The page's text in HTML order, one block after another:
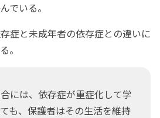
でいる。
症と未成年者の依存症との違いに
。
には、依存症が重症化して学
も、保護者はその生活を維持